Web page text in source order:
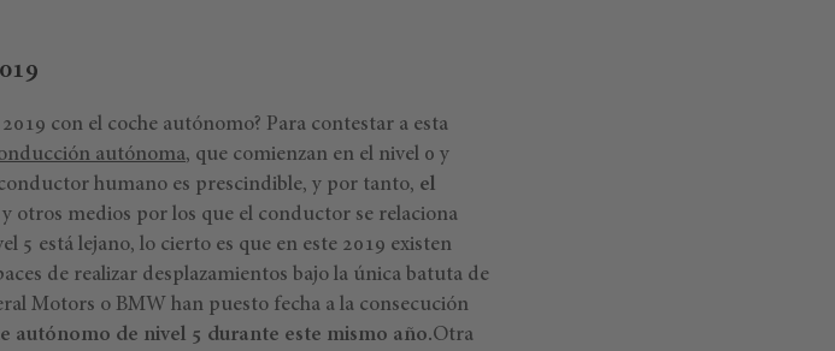
con el coche autónomo? Para contestar a esta
autónoma, que comienzan en el nivel 0 y
humano es prescindible, y por tanto, el
y otros medios por los que el conductor se relaciona
5 está lejano, lo cierto es que en este 2019 existen
de realizar desplazamientos bajo la única batuta de
Motors o BMW han puesto fecha a la consecución
autónomo de nivel 5 durante este mismo año.Otra